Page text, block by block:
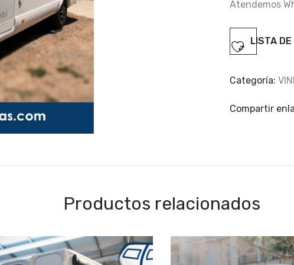
Atendemos
LISTA DE
Categoría:
Compartir
Productos relacionados